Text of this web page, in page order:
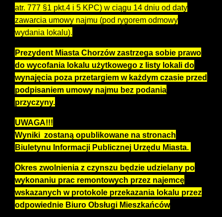
atr. 777 §1 pkt.4 i 5 KPC) w ciągu 14 dniu od daty
zawarcia umowy najmu (pod rygorem odmowy
wydania lokalu).
Prezydent Miasta Chorzów zastrzega sobie prawo
do wycofania lokalu użytkowego z listy lokali do
wynajęcia poza przetargiem w każdym czasie przed
podpisaniem umowy najmu bez podania
przyczyny.
UWAGA!!!
Wyniki zostaną opublikowane na stronach
Biuletynu Informacji Publicznej Urzędu Miasta.
Okres zwolnienia z czynszu będzie udzielany po
wykonaniu prac remontowych przez najemcę
wskazanych w protokole przekazania lokalu przez
odpowiednie Biuro Obsługi Mieszkańców